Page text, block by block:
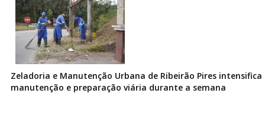
Zeladoria e Manutenção Urbana de Ribeirão Pires intensifica
manutenção e preparação viária durante a semana